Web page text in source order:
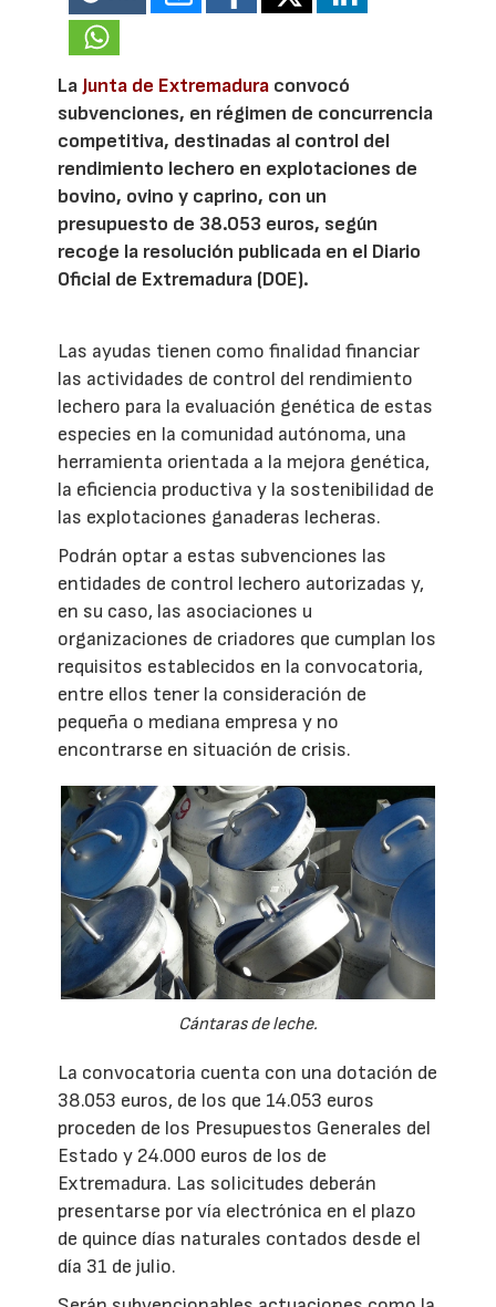
LaJunta de Extremadura convocó
subvenciones, en régimen de concurrencia
competitiva, destinadas al control del
rendimiento lechero en explotaciones de
bovino, ovino y caprino, con un
presupuesto de 38.053 euros, según
recoge la resolución publicada en el Diario
Oficial de Extremadura (DOE).
Las ayudas tienen como finalidad financiar
las actividades de control del rendimiento
lechero para la evaluación genética de estas
especies en la comunidad autónoma, una
herramienta orientada a la mejora genética,
la eficiencia productiva y la sostenibilidad de
las explotaciones ganaderas lecheras.
Podrán optar a estas subvenciones las
entidades de control lechero autorizadas y,
en su caso, las asociaciones u
organizaciones de criadores que cumplan los
requisitos establecidos en la convocatoria,
entre ellos tener la consideración de
pequeña o mediana empresa y no
encontrarse en situación de crisis.
Cántaras de leche.
La convocatoria cuenta con una dotación de
38.053 euros, de los que 14.053 euros
proceden de los Presupuestos Generales del
Estado y 24.000 euros de los de
Extremadura. Las solicitudes deberán
presentarse por vía electrónica en el plazo
de quince días naturales contados desde el
día 31 de julio.